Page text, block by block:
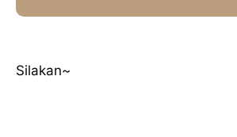
Silakan~